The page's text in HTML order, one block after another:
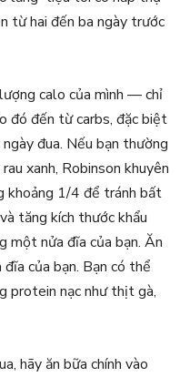
từ hai đến ba ngày trước
calo của mình — chỉ
đó đến từ carbs, đặc biệt
đua. Nếu bạn thường
xanh, Robinson khuyên
khoảng 1/4 để tránh bất
tăng kích thước khẩu
một nửa đĩa của bạn. Ăn
của bạn. Bạn có thể
protein nạc như thịt gà,
hãy ăn bữa chính vào